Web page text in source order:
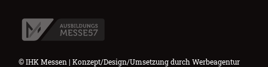
© IHK Messen | Konzept/Design/Umsetzung durch Werbeagentur